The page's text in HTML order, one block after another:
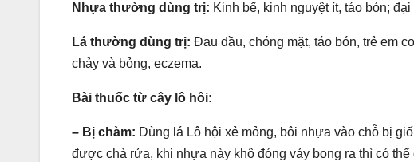
Nhựa thường dùng trị: Kinh bế, kinh nguyệt ít, táo bón;
Lá thường dùng trị: Ðau đầu, chóng mặt, táo bón, trẻ em
chảy và bỏng, eczema.
Bài thuốc từ cây lô hôi:
– Bị chàm: Dùng lá Lô hội xẻ mỏng, bôi nhựa vào chỗ bị
được chà rửa, khi nhựa này khô đóng vảy bong ra thì có